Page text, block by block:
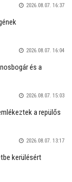
2026.08.07. 16:37
2026.08.07. 16:04
és a
2026.08.07. 15:03
a repülős
2026.08.07. 13:17
kerülésért